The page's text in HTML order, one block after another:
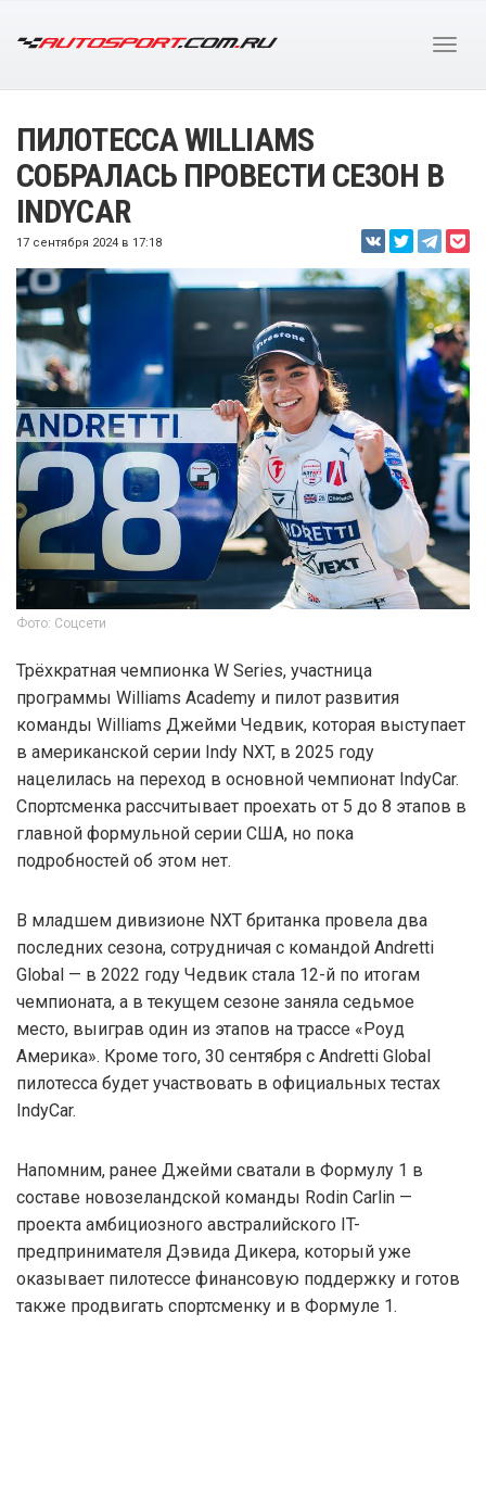
ПИЛОТЕССА WILLIAMS
СОБРАЛАСЬ ПРОВЕСТИ СЕЗОН В
INDYCAR
17 сентября 2024 в 17:18
Фото: Соцсети
Трёхкратная чемпионка W Series, участница
программы Williams Academy и пилот развития
команды Williams Джейми Чедвик, которая выступает
в американской серии Indy NXT, в 2025 году
нацелилась на переход в основной чемпионат IndyCar.
Спортсменка рассчитывает проехать от 5 до 8 этапов в
главной формульной серии США, но пока
подробностей об этом нет.
В младшем дивизионе NXT британка провела два
последних сезона, сотрудничая с командой Andretti
Global — в 2022 году Чедвик стала 12-й по итогам
чемпионата, а в текущем сезоне заняла седьмое
место, выиграв один из этапов на трассе «Роуд
Америка». Кроме того, 30 сентября с Andretti Global
пилотесса будет участвовать в официальных тестах
IndyCar.
Напомним, ранее Джейми сватали в Формулу 1 в
составе новозеландской команды Rodin Carlin —
проекта амбициозного австралийского IT-
предпринимателя Дэвида Дикера, который уже
оказывает пилотессе финансовую поддержку и готов
также продвигать спортсменку и в Формуле 1.